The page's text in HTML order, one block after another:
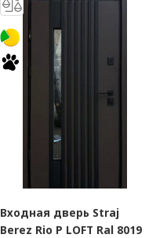
Входная дверь Straj
Berez Rio P LOFT Ral 8019